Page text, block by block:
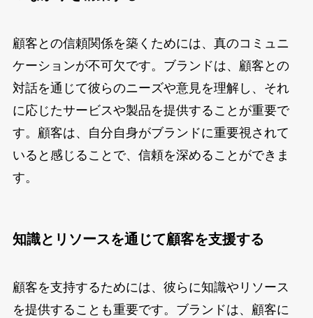
顧客との信頼関係を築くためには、真のコミュニ
ケーションが不可欠です。ブランドは、顧客との
対話を通じて彼らのニーズや意見を理解し、それ
に応じたサービスや製品を提供することが重要で
す。顧客は、自分自身がブランドに重要視されて
いると感じることで、信頼を深めることができま
す。
知識とリソースを通じて顧客を支援する
顧客を支持するためには、彼らに知識やリソース
を提供することも重要です。ブランドは、顧客に